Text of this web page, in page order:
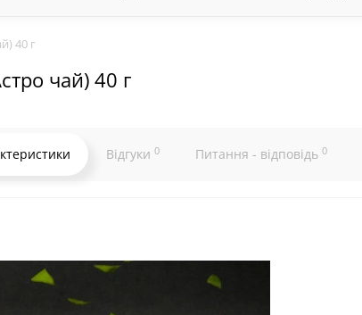
40 г
чай) 40 г
Відгуки 0 Питання - відповідь 0